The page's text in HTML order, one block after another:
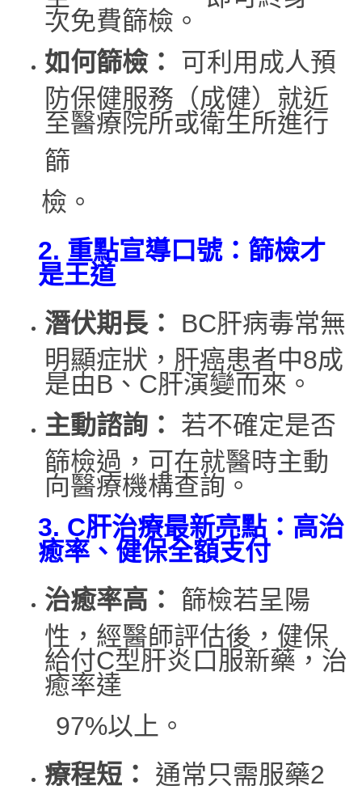
次免費篩檢。
如何篩檢： 可利用成人預
防保健服務（成健）就近
至醫療院所或衛生所進行
篩
檢。
2. 重點宣導口號：篩檢才
是王道
潛伏期長：
BC肝病毒常無
明顯症狀，肝癌患者中8成
是由B、C肝演變而來。
主動諮詢： 若不確定是否
篩檢過，可在就醫時主動
向醫療機構查詢。
3. C肝治療最新亮點：高治
癒率、健保全額支付
治癒率高：
篩檢若呈陽
性，經醫師評估後，健保
給付C型肝炎口服新藥，治
癒率達
97%以上。
療程短：
通常只需服藥2